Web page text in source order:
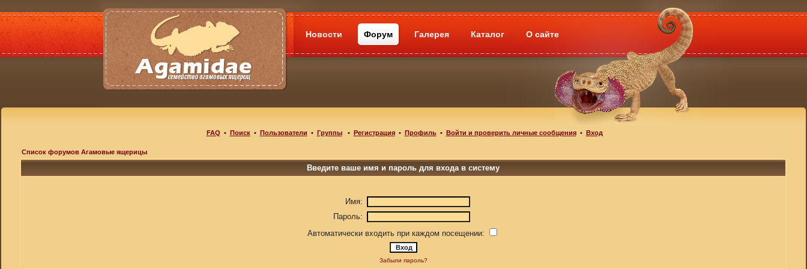
Новости Форум Галерея Каталог О сайте
FAQ • Поиск• Пользователи • Группы• Регистрация• Профиль• Войти и проверить личные сообщения• Вход
Список форумов Агамовые ящерицы
Введите ваше имя и пароль для входа в систему
Имя:
Пароль:
Автоматически входить при каждом посещении:
Забыли пароль?